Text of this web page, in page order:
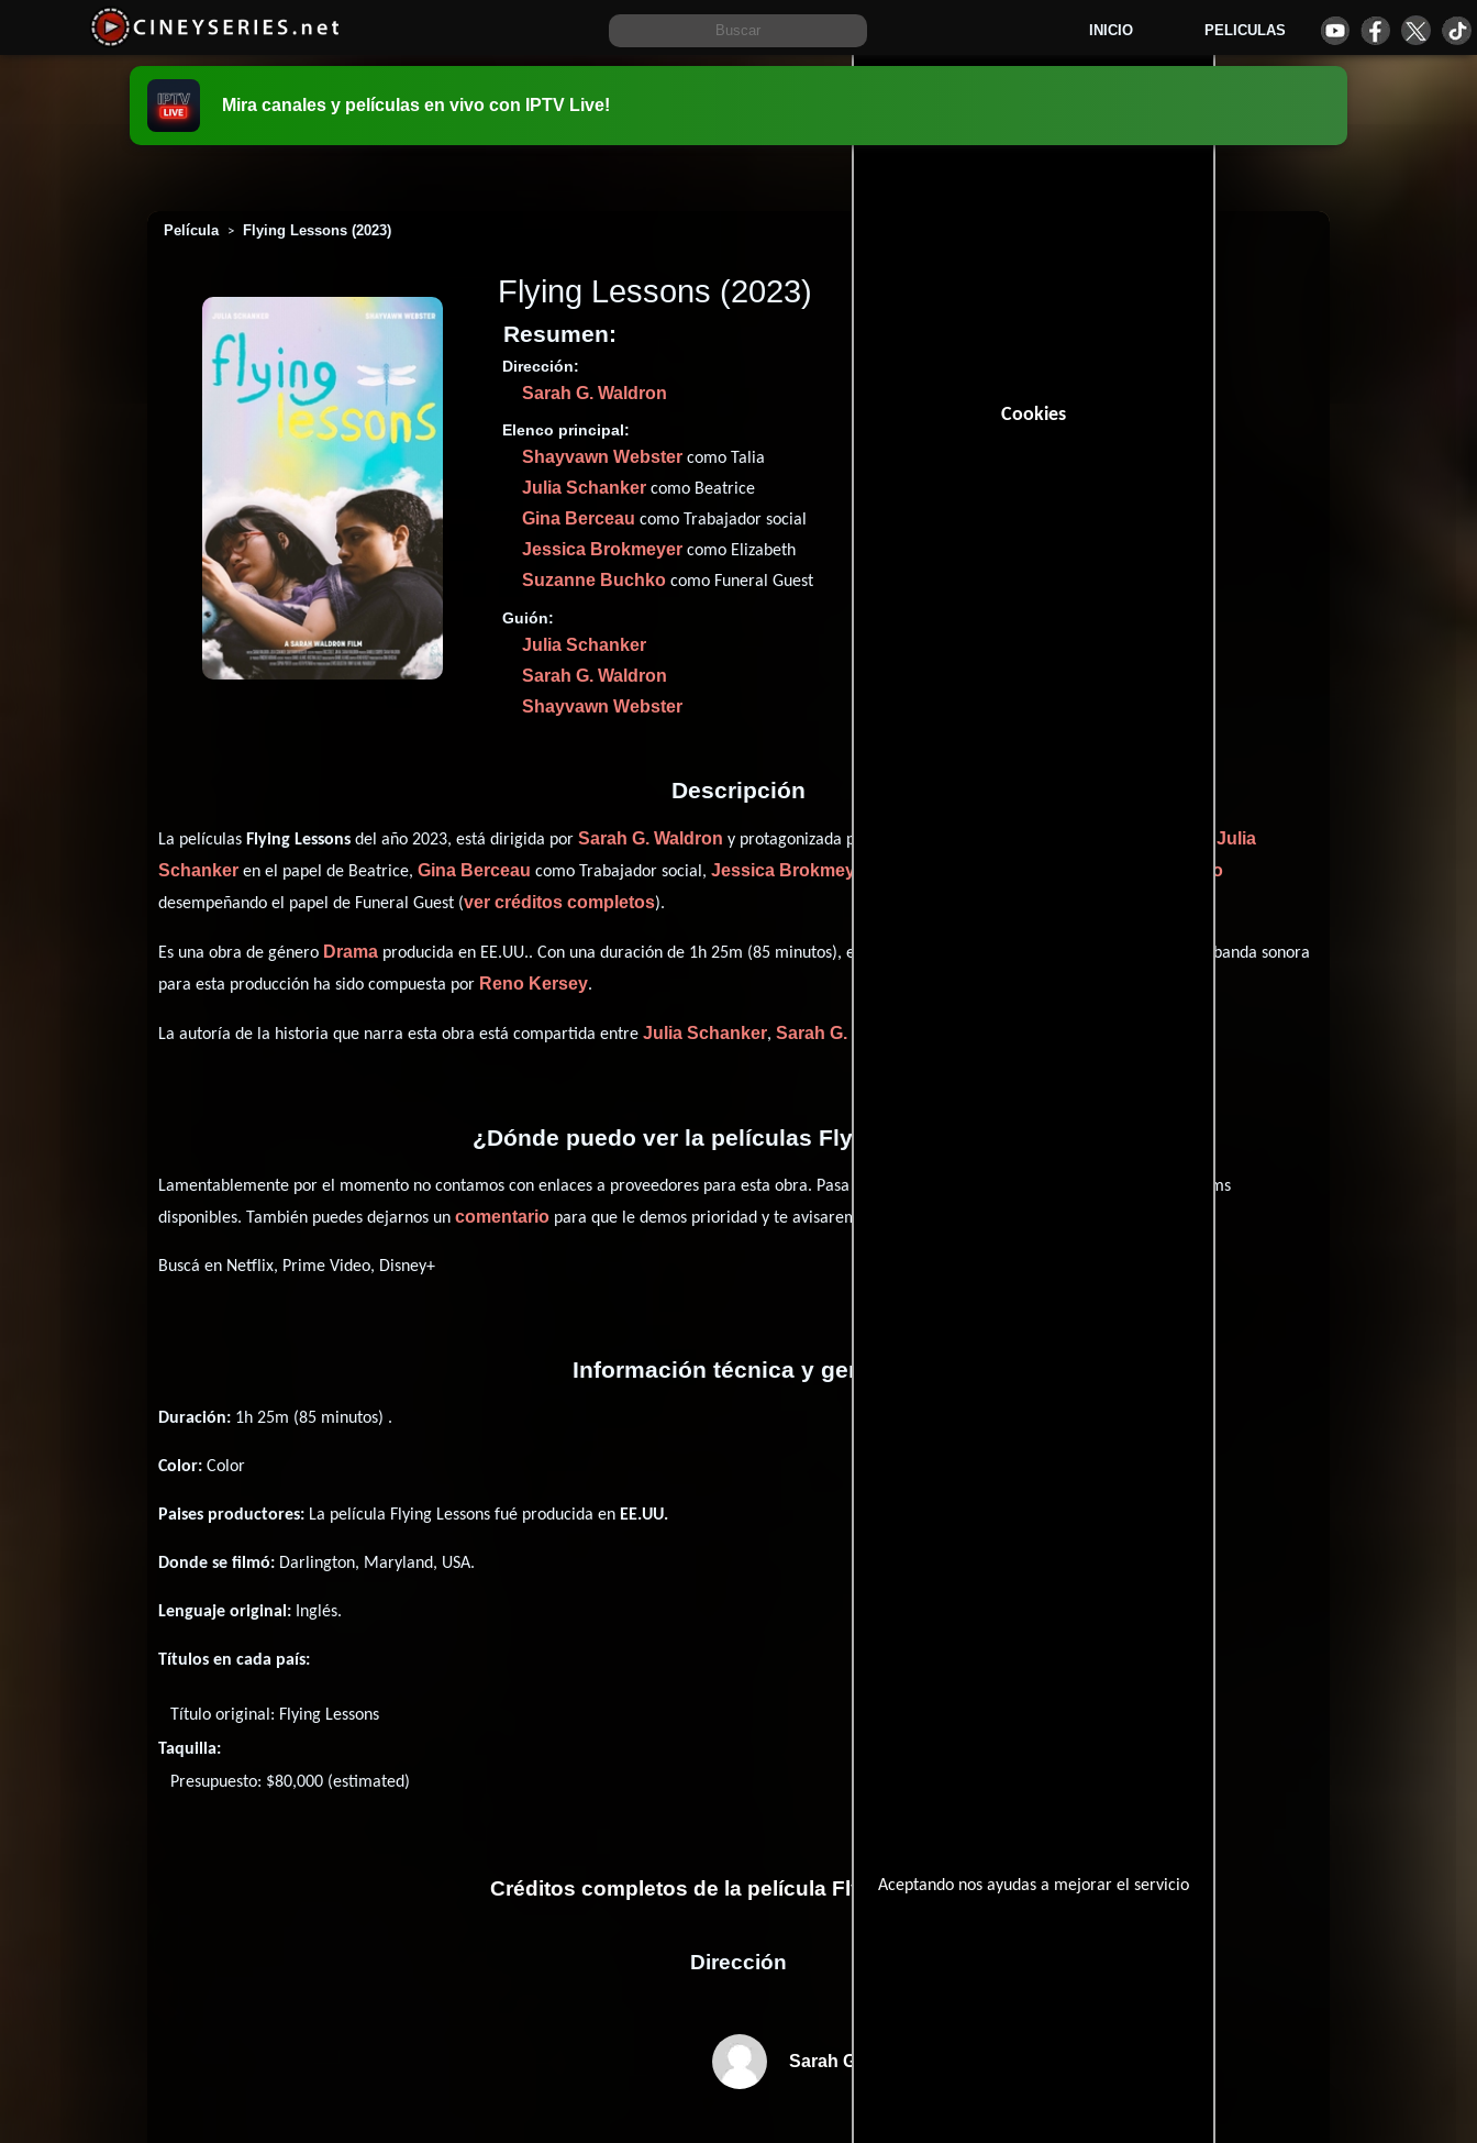
INICIO PELICULAS
Cookies
Aceptando nos ayudas a mejorar el servicio
Mira canales y películas en vivo con IPTV Live!
Película > Flying Lessons (2023)
Flying Lessons (2023)
Resumen:
Dirección:
Sarah G. Waldron
Elenco principal:
Shayvawn Webster como Talia
Julia Schanker como Beatrice
Gina Berceau como Trabajador social
Jessica Brokmeyer como Elizabeth
Suzanne Buchko como Funeral Guest
Guión:
Julia Schanker
Sarah G. Waldron
Shayvawn Webster
1h 25m (85 minutos).
Descripción
La películas Flying Lessons del año 2023, está dirigida porSarah G. Waldron y protagonizada por quien interpreta a Talia,Julia
Schanker en el papel de Beatrice,Gina Berceau como Trabajador social,Jessica Brokmeyer Suzanne Buchko
desempeñando el papel de Funeral Guest (ver créditos completos).
Es una obra de género Drama producida en EE.UU.. Con una duración de 1h 25m (85 minutos), esta película tiene diálogos originales en
. La banda sonora
para esta producción ha sido compuesta por Reno Kersey.
La autoría de la historia que narra esta obra está compartida entreJulia Schanker,Sarah G. Waldron
¿Dónde puedo ver la películas Flying Lessons?
Lamentablemente por el momento no contamos con enlaces a proveedores para esta obra. Pasa por nuestro catálogo de
y encuentra films
disponibles. También puedes dejarnos uncomentario para que le demos prioridad y te avisaremos cuando se encuentre disponible
Buscá en Netflix, Prime Video, Disney+
Información técnica y general
Duración: 1h 25m (85 minutos) .
Color: Color
Paises productores: La película Flying Lessons fué producida en EE.UU.
Donde se filmó: Darlington, Maryland, USA.
Lenguaje original: Inglés.
Títulos en cada país:
Título original: Flying Lessons
Taquilla:
Presupuesto: $80,000 (estimated)
Créditos completos de la película Flying Lessons
Dirección
Sarah G. Waldron